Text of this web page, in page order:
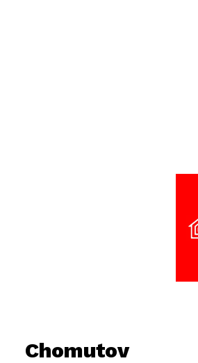
Chomutov